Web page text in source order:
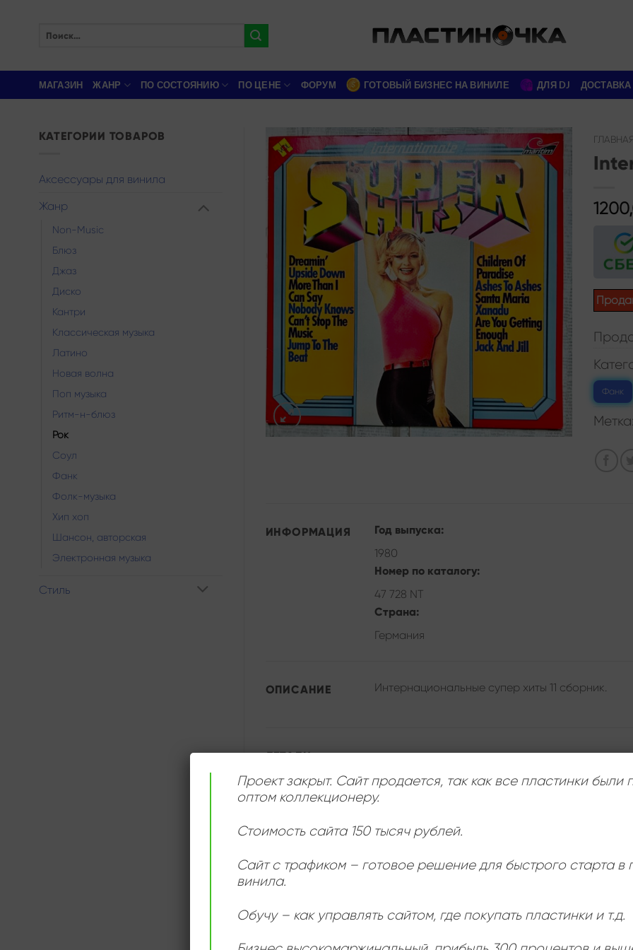
МАГАЗИН ЖАНР ПО СОСТОЯНИЮ ПО ЦЕНЕ ФОРУМ ГОТОВЫЙ БИЗНЕС НА ВИНИЛЕ ДЛЯ DJ
КАТЕГОРИИ ТОВАРОВ
Аксессуары для винила
Жанр
Non-Music
Блюз
Джаз
Диско
Кантри
Классическая музыка
Латино
Новая волна
Поп музыка
Ритм-н-блюз
Рок
Соул
Фанк
Фолк-музыка
Хип хоп
Шансон, авторская
Электронная музыка
Стиль
Фанк
ИНФОРМАЦИЯ
Год выпуска:
1980
Номер по каталогу:
47 728 NT
Страна:
Германия
ОПИСАНИЕ Интернациональные супер хиты 11 сборник.
ДЕТАЛИ
Проект закрыт. Сайт продается, так как все пластинки были
оптом коллекционеру.
Стоимость сайта 150 тысяч рублей.
Сайт с трафиком – готовое решение для быстрого старта в
винила.
Обучу – как управлять сайтом, где покупать пластинки и т.д.